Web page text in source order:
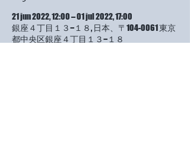
21 jun 2022, 12:00 – 01 jul 2022, 17:00
銀座４丁目１３−１８, 日本、〒104-0061 東京
都中央区銀座４丁目１３−１８